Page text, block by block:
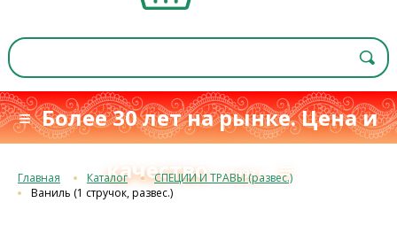
≡ Более 30 лет на рынке. Цена и
качествос 1993 г.≡
Главная Каталог
СПЕЦИИ И ТРАВЫ (развес.)
Ваниль (1 стручок, развес.)